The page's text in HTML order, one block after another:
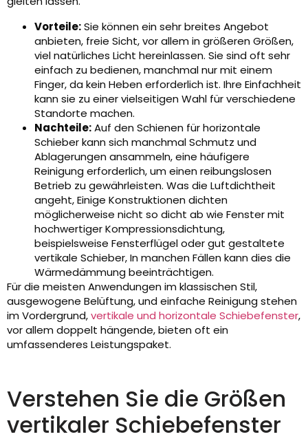
Vorteile:Sie können ein sehr breites Angebot
anbieten, freie Sicht, vor allem in größeren Größen,
viel natürliches Licht hereinlassen. Sie sind oft sehr
einfach zu bedienen, manchmal nur mit einem
Finger, da kein Heben erforderlich ist. Ihre Einfachheit
kann sie zu einer vielseitigen Wahl für verschiedene
Standorte machen.
Nachteile:Auf den Schienen für horizontale
Schieber kann sich manchmal Schmutz und
Ablagerungen ansammeln, eine häufigere
Reinigung erforderlich, um einen reibungslosen
Betrieb zu gewährleisten. Was die Luftdichtheit
angeht, Einige Konstruktionen dichten
möglicherweise nicht so dicht ab wie Fenster mit
hochwertiger Kompressionsdichtung,
beispielsweise Fensterflügel oder gut gestaltete
vertikale Schieber, In manchen Fällen kann dies die
Wärmedämmung beeinträchtigen.
Für die meisten Anwendungen im klassischen Stil,
ausgewogene Belüftung, und einfache Reinigung stehen
im Vordergrund,vertikale und horizontale Schiebefenster,
vor allem doppelt hängende, bieten oft ein
umfassenderes Leistungspaket.
Verstehen Sie die Größen
vertikaler Schiebefenster